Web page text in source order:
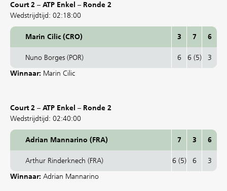
Court 2 – ATP Enkel – Ronde 2
Wedstrijdtijd: 02:18:00
Marin Cilic (CRO) 3 7 6
Nuno Borges (POR) 6 6 (5)
3
Winnaar: Marin Cilic
Court 2 – ATP Enkel – Ronde 2
Wedstrijdtijd: 02:40:00
Adrian Mannarino (FRA) 7 3 6
Arthur Rinderknech (FRA) 6 (5) 6
3
Winnaar: Adrian Mannarino